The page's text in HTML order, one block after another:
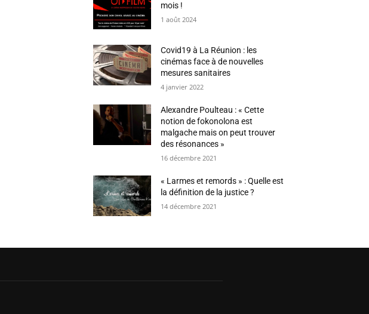
mois !
1 août 2024
Covid19 à La Réunion : les
cinémas face à de nouvelles
mesures sanitaires
4 janvier 2022
Alexandre Poulteau : « Cette
notion de fokonolona est
malgache mais on peut trouver
des résonances »
16 décembre 2021
« Larmes et remords » : Quelle est
la définition de la justice ?
14 décembre 2021